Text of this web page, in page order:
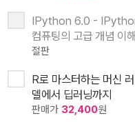
IPython 6.0 - IPython
컴퓨팅의 고급 개념 이해
절판
R로 마스터하는 머신
델에서 딥러닝까지
판매가 32,400원